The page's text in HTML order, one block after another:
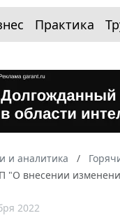
Практика
и аналитика
"О внесении
2022